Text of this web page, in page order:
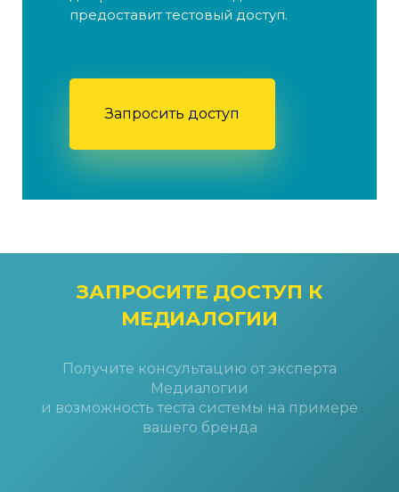
предоставит тестовый доступ.
Запросить доступ
ЗАПРОСИТЕ ДОСТУП К
МЕДИАЛОГИИ
Получите консультацию от эксперта
Медиалогии
и возможность теста системы на примере
вашего бренда